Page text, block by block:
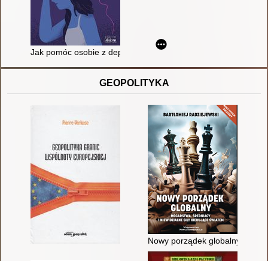
Jak pomóc osobie z depresją? : porady psychiatry i opiekuna
GEOPOLITYKA
Nowy porządek globalny :